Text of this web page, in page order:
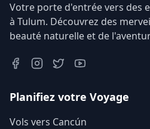
Votre porte d'entrée vers des
à Tulum. Découvrez des
beauté naturelle et de
Planifiez votre Voyage
Vols vers Cancún